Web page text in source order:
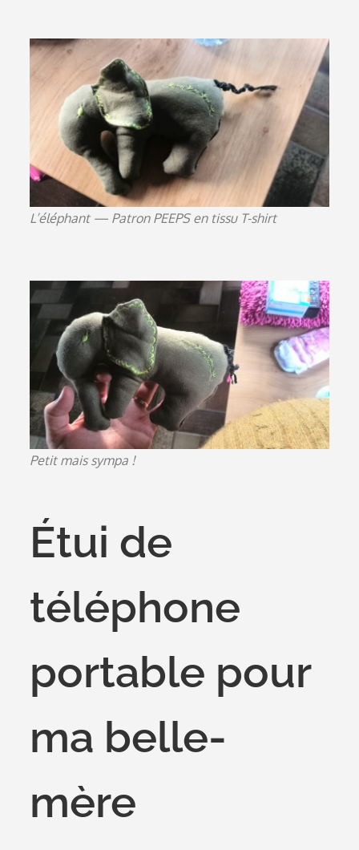
L’éléphant — Patron PEEPS en tissu T-shirt
Petit mais sympa !
Étui de
téléphone
portable pour
ma belle-
mère